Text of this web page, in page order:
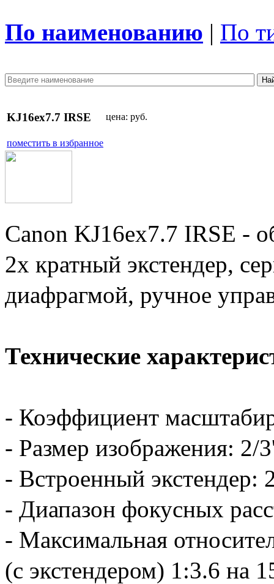
По наименованию | По
KJ16ex7.7 IRSE цена: руб.
поместить в избранное
Canon KJ16ex7.7 IRSE -
2х кратный экстендер,
диафрагмой, ручное
Технические
- Коэффициент
- Размер изображения: 2/
- Встроенный экстендер:
- Диапазон фокусных
- Максимальная
(с экстендером) 1:3.6 на